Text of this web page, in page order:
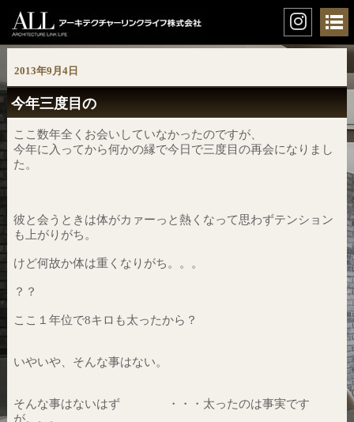
2013年9月4日
今年三度目の
ここ数年全くお会いしていなかったのですが、
今年に入ってから何かの縁で今日で三度目の再会になりまし
た。
彼と会うときは体がカァーっと熱くなって思わずテンション
も上がりがち。
けど何故か体は重くなりがち。。。
？？
ここ１年位で8キロも太ったから？
いやいや、そんな事はない。
そんな事はないはず ・・・太ったのは事実です
が。。。